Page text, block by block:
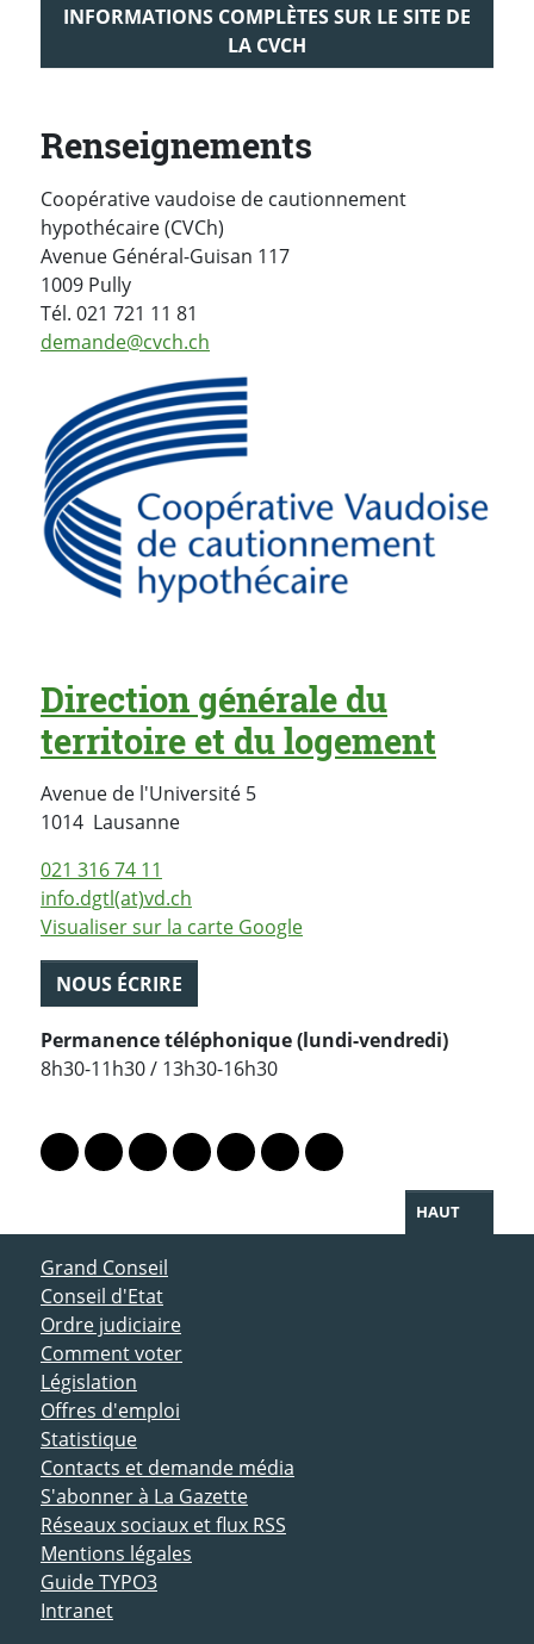
INFORMATIONS COMPLÈTES SUR LE SITE DE
LA CVCH
Renseignements
Coopérative vaudoise de cautionnement
hypothécaire (CVCh)
Avenue Général-Guisan 117
1009 Pully
Tél. 021 721 11 81
demande@cvch.ch
Direction générale du
territoire et du logement
Avenue de l'Université 5
1014 LausanneSuisse
021 316 74 11
info.dgtl(at)vd.ch
Visualiser sur la carte Google
NOUS ÉCRIRE
Permanence téléphonique (lundi-vendredi)
8h30-11h30 / 13h30-16h30
Lien vers le profil Mastodon
Lien vers le profil Bluesky
Lien vers le profil Instagram
Lien vers le profil Linkedin
Lien vers le profil Facebook
Lien vers le profil Twitter
Partager par WhatsApp
HAUT
ACCÈS DIRECT
Grand Conseil
Conseil d'Etat
Ordre judiciaire
Comment voter
Législation
Offres d'emploi
Statistique
Contacts et demande média
S'abonner à La Gazette
Réseaux sociaux et flux RSS
Mentions légales
Guide TYPO3
Intranet